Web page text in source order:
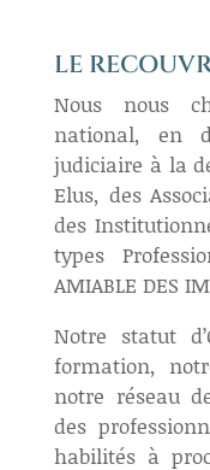
LE
Nous nous
national, en
judiciaire à la
Elus, des
des
types
AMIABLE DES
Notre statut
formation,
notre réseau
des
habilités à